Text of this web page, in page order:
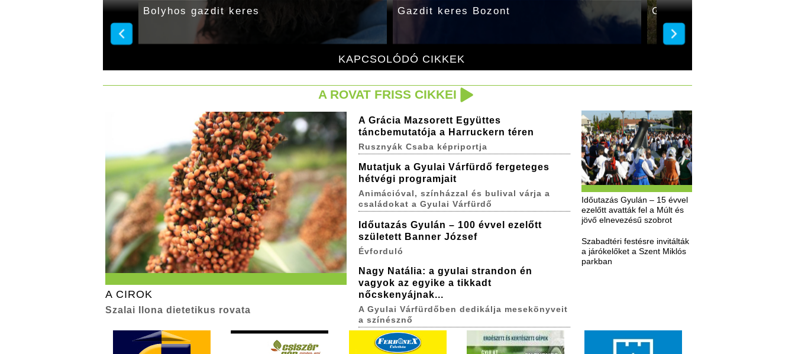
KAPCSOLÓDÓ CIKKEK
Bolyhos gazdit keres Gazdit keres Bozont Gazdit keres Lotti
A ROVAT FRISS CIKKEI
A CIROK
Szalai Ilona dietetikus rovata
Időutazás Gyulán – 15 évvel
ezelőtt avatták fel a Múlt és
jövő elnevezésű szobrot
Szabadtéri festésre invitálták
a járókelőket a Szent Miklós
parkban
A Grácia Mazsorett Együttes
táncbemutatója a Harruckern téren
Rusznyák Csaba képriportja
Mutatjuk a Gyulai Várfürdő fergeteges
hétvégi programjait
Animációval, színházzal és bulival várja a
családokat a Gyulai Várfürdő
Időutazás Gyulán – 100 évvel ezelőtt
született Banner József
Évforduló
Nagy Natália: a gyulai strandon én
vagyok az egyike a tikkadt
nőcskenyájnak...
A Gyulai Várfürdőben dedikálja mesekönyveit
a színésznő